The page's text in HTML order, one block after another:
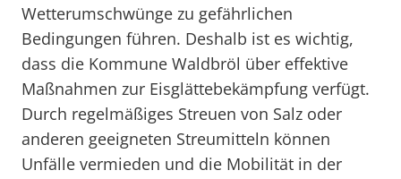
Wetterumschwünge zu gefährlichen
Bedingungen führen. Deshalb ist es wichtig,
dass die Kommune Waldbröl über effektive
Maßnahmen zur Eisglättebekämpfung verfügt.
Durch regelmäßiges Streuen von Salz oder
anderen geeigneten Streumitteln können
Unfälle vermieden und die Mobilität in der